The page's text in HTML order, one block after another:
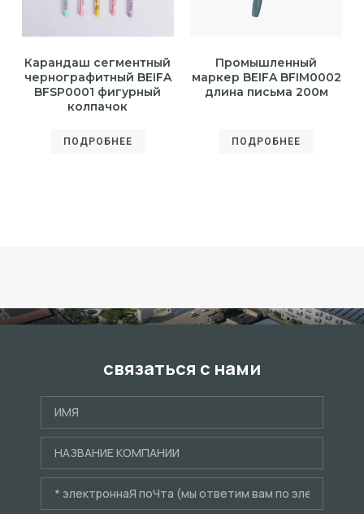
Карандаш сегментный
чернографитный BEIFA
BFSP0001 фигурный
колпачок
ПОДРОБНЕЕ
Промышленный
маркер BEIFA BFIM0002
длина письма 200м
ПОДРОБНЕЕ
связаться с нами